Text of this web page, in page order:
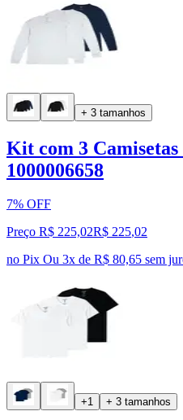
+ 3 tamanhos
Kit com 3
1000006658
7% OFF
Preço R$ 225,02R$ 225,02
no Pix Ou 3x de R$ 80,65 sem
+1 + 3 tamanhos